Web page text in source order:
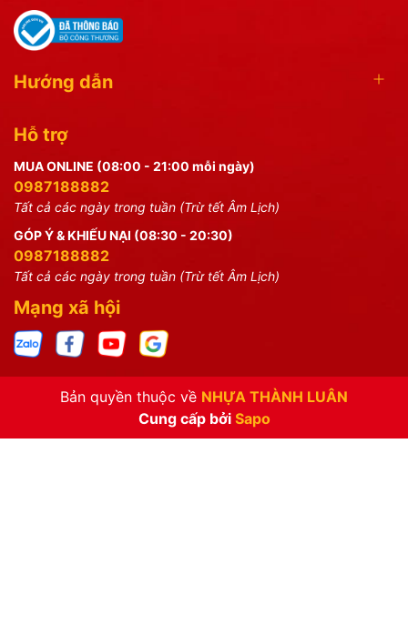
Hướng dẫn
Hỗ trợ
MUA ONLINE (08:00 - 21:00 mỗi ngày)
0987188882
Tất cả các ngày trong tuần (Trừ tết Âm Lịch)
GÓP Ý & KHIẾU NẠI (08:30 - 20:30)
0987188882
Tất cả các ngày trong tuần (Trừ tết Âm Lịch)
Mạng xã hội
Bản quyền thuộc về NHỰA THÀNH LUÂN
Cung cấp bởi Sapo